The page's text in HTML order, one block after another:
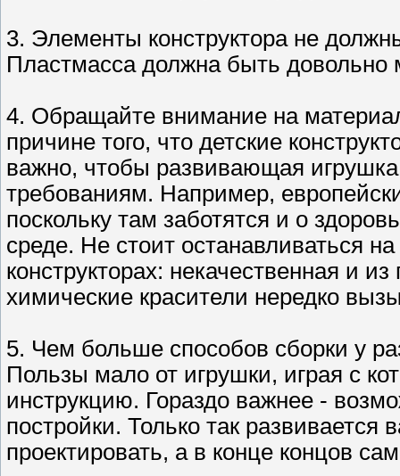
3. Элементы конструктора не
Пластмасса должна быть довольно
4. Обращайте внимание на
причине того, что детские
важно, чтобы развивающая
требованиям. Например,
поскольку там заботятся и о
среде. Не стоит останавливаться
конструкторах: некачественная и
химические красители нередко
5. Чем больше способов сборки у
Пользы мало от игрушки, играя с
инструкцию. Гораздо важнее -
постройки. Только так
проектировать, а в конце концов